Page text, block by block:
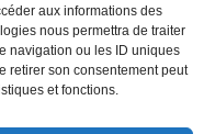
aux informations des
nous permettra de traiter
navigation ou les ID uniques
retirer son consentement peut
et fonctions.
VALIDER